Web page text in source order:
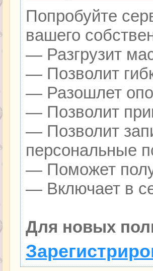
Попробуйте
вашего
— Разгрузит
— Позволит
— Разошлет
— Позволит
— Позволит
персональные
— Поможет
— Включает в
Для новых